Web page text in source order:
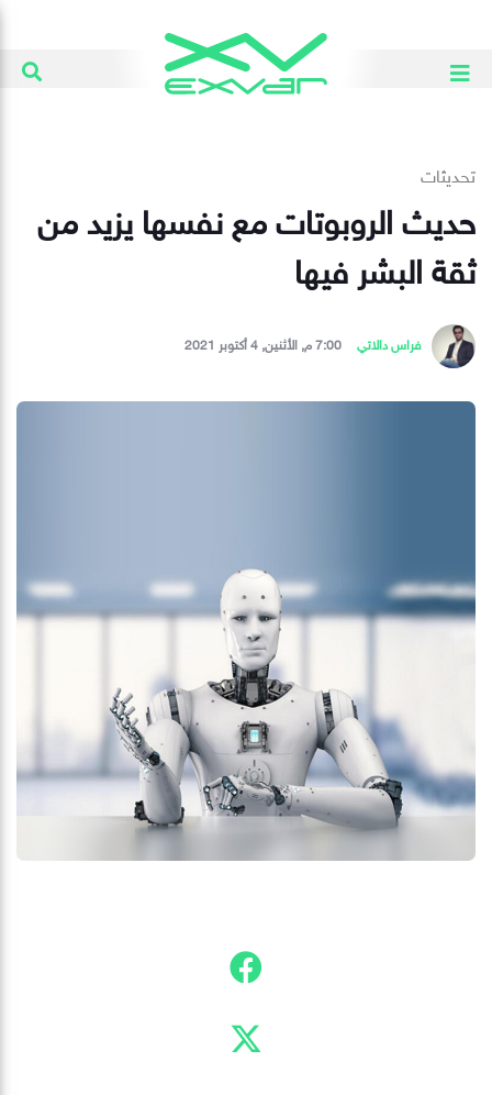
تحديثات
حديث الروبوتات مع نفسها يزيد من
ثقة البشر فيها
فراس دالاتي 7:00 م, الأثنين, 4 أكتوبر 2021